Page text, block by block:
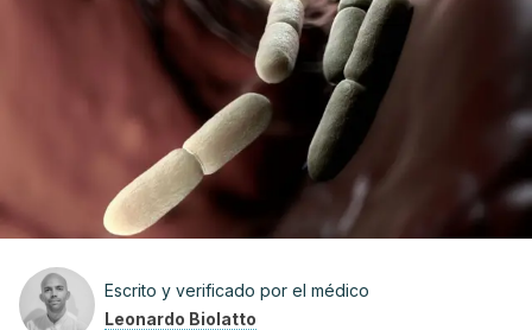
Escrito y verificado por el médico
Leonardo Biolatto